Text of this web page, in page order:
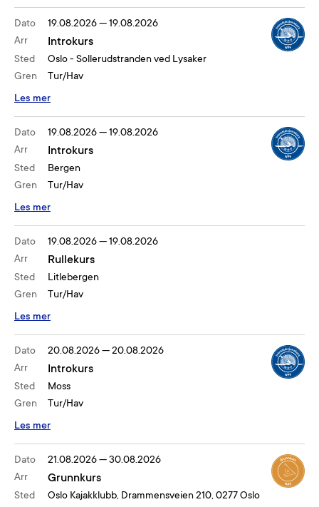
Dato
Arr
Sted
Gren
19.08.2026—19.08.2026
Introkurs
Oslo - Sollerudstranden ved Lysaker
Tur/Hav
Les mer
Dato
Arr
Sted
Gren
19.08.2026—19.08.2026
Introkurs
Bergen
Tur/Hav
Les mer
Dato
Arr
Sted
Gren
19.08.2026—19.08.2026
Rullekurs
Litlebergen
Tur/Hav
Les mer
Dato
Arr
Sted
Gren
20.08.2026—20.08.2026
Introkurs
Moss
Tur/Hav
Les mer
Dato
Arr
Sted
21.08.2026—30.08.2026
Grunnkurs
Oslo Kajakklubb, Drammensveien 210, 0277 Oslo